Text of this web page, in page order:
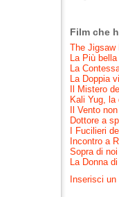
Film che
The Jigsaw
La Più
La
La Doppia
Il Mistero
Kali Yug, la
Il Vento
Dottore a
I Fucilieri
Incontro a
Sopra di
La Donna
Inserisci